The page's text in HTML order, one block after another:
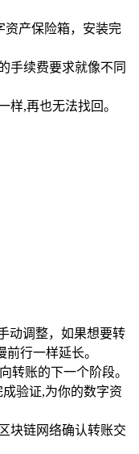
资产保险箱，安装完
手续费要求就像不同
,再也无法找回。
动调整，如果想要转
行一样延长。
转账的下一个阶段。
验证,为你的数字资
块链网络确认转账交